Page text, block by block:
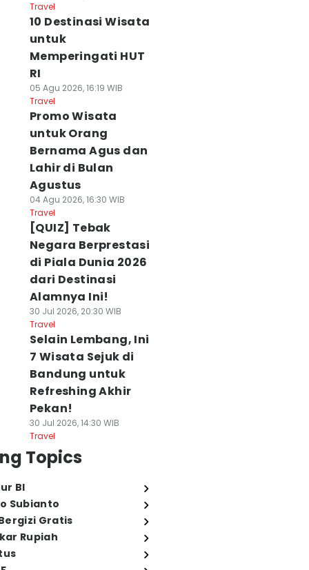
Travel
10 Destinasi Wisata
untuk
Memperingati HUT
RI
05 Agu 2026, 16:19 WIB
Travel
Promo Wisata
untuk Orang
Bernama Agus dan
Lahir di Bulan
Agustus
04 Agu 2026, 16:30 WIB
Travel
[QUIZ] Tebak
Negara Berprestasi
di Piala Dunia 2026
dari Destinasi
Alamnya Ini!
30 Jul 2026, 20:30 WIB
Travel
Selain Lembang, Ini
7 Wisata Sejuk di
Bandung untuk
Refreshing Akhir
Pekan!
30 Jul 2026, 14:30 WIB
Travel
Topics
BI
Subianto
Gratis
Rupiah